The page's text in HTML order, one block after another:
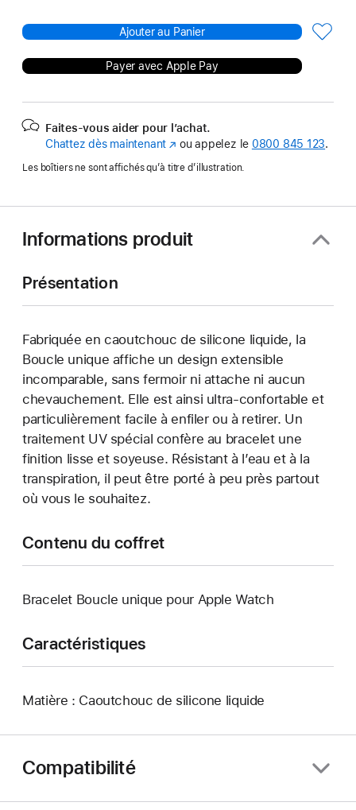
Ajouter au Panier
Payer avec Apple Pay
Faites-vous aider pour l’achat.
Chattez dès maintenant (s’ouvre
une
fenêtre)
ou appelez le 0800 845 123.
Les boîtiers ne sont affichés qu’à titre d’illustration.
Informations produit
Présentation
Fabriquée en caoutchouc de silicone liquide, la
Boucle unique affiche un design extensible
incomparable, sans fermoir ni attache ni aucun
chevauchement. Elle est ainsi ultra-confortable et
particulièrement facile à enfiler ou à retirer. Un
traitement UV spécial confère au bracelet une
finition lisse et soyeuse. Résistant à l’eau et à la
transpiration, il peut être porté à peu près partout
où vous le souhaitez.
Contenu du coffret
Bracelet Boucle unique pour Apple Watch
Caractéristiques
Matière : Caoutchouc de silicone liquide
Compatibilité